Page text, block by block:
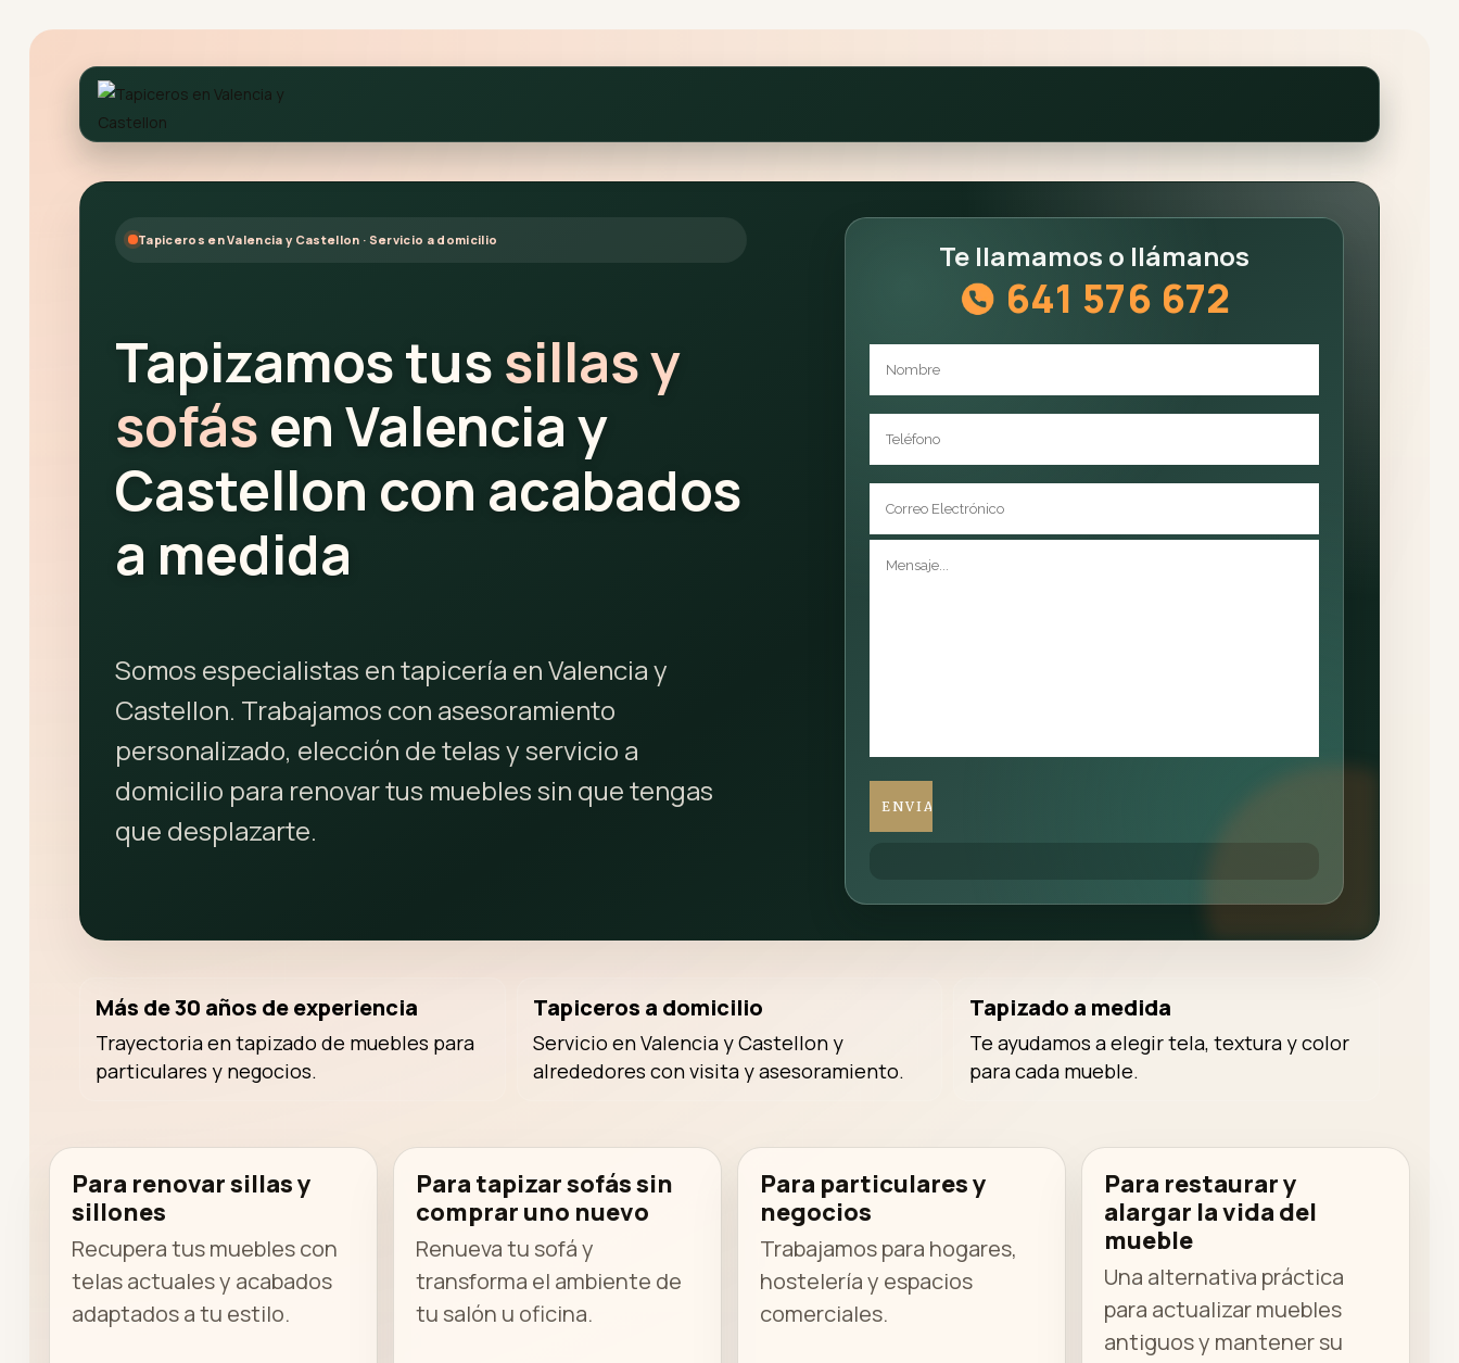
Tapiceros en Valencia y Castellon · Servicio a domicilio
Tapizamos tussillas y
sofásen Valencia y
Castellon con acabados
a medida
Somos especialistas en tapicería en Valencia y
Castellon. Trabajamos con asesoramiento
personalizado, elección de telas y servicio a
domicilio para renovar tus muebles sin que tengas
que desplazarte.
Te llamamos o llámanos
641 576 672
Más de 30 años de experiencia
Trayectoria en tapizado de muebles para
particulares y negocios.
Tapiceros a domicilio
Servicio en Valencia y Castellon y
alrededores con visita y asesoramiento.
Tapizado a medida
Te ayudamos a elegir tela, textura y color
para cada mueble.
Para renovar sillas y
sillones
Recupera tus muebles con
telas actuales y acabados
adaptados a tu estilo.
Para tapizar sofás sin
comprar uno nuevo
Renueva tu sofá y
transforma el ambiente de
tu salón u oficina.
Para particulares y
negocios
Trabajamos para hogares,
hostelería y espacios
comerciales.
Para restaurar y
alargar la vida del
mueble
Una alternativa práctica
para actualizar muebles
antiguos y mantener su